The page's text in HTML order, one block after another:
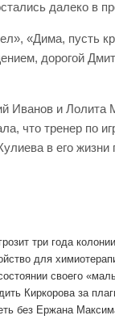
далеко в
«Дима, пусть
дорогой
Иванов и Лолита
что тренер по
в его
три года
для
своего
Киркорова за
без Ержана